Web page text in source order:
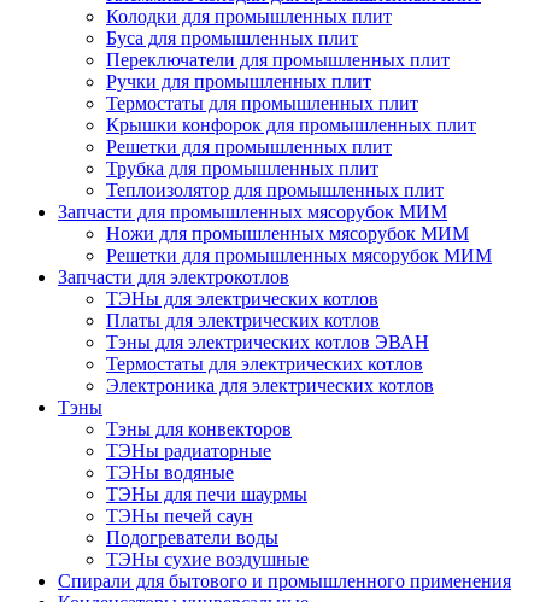
Колодки для промышленных плит
Буса для промышленных плит
Переключатели для промышленных плит
Ручки для промышленных плит
Термостаты для промышленных плит
Крышки конфорок для промышленных плит
Решетки для промышленных плит
Трубка для промышленных плит
Теплоизолятор для промышленных плит
Запчасти для промышленных мясорубок МИМ
Ножи для промышленных мясорубок МИМ
Решетки для промышленных мясорубок МИМ
Запчасти для электрокотлов
ТЭНы для электрических котлов
Платы для электрических котлов
Тэны для электрических котлов ЭВАН
Термостаты для электрических котлов
Электроника для электрических котлов
Тэны
Тэны для конвекторов
ТЭНы радиаторные
ТЭНы водяные
ТЭНы для печи шаурмы
ТЭНы печей саун
Подогреватели воды
ТЭНы сухие воздушные
Спирали для бытового и промышленного применения